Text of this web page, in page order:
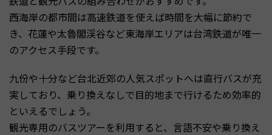
西海岸の都市間は高速鉄道を使えば時間を大幅に節約で
き、花蓮や太魯閣渓谷など東海岸エリアは台湾鉄道が唯一
のアクセス手段です。
九份や十分など台北近郊の人気スポットへは直行バスが充
実しており、乗り換えなしで目的地まで行けるため効率的
といえるでしょう。
観光専用のバスツアーを利用すると、言語不安や乗り換え